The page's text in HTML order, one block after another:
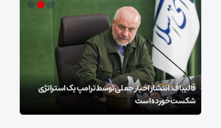
قالیباف: انتشار اخبار جعلی توسط ترامپ یک استراتژی
شکست خورده است